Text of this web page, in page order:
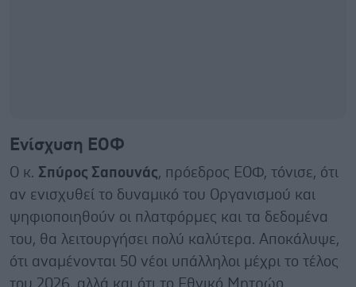
Ενίσχυση ΕΟΦ
Ο κ. Σπύρος Σαπουνάς, πρόεδρος ΕΟΦ, τόνισε, ότι
αν ενισχυθεί το δυναμικό του Οργανισμού και
ψηφιοποιηθούν οι πλατφόρμες και τα δεδομένα
του, θα λειτουργήσει πολύ καλύτερα. Αποκάλυψε,
ότι αναμένονται 50 νέοι υπάλληλοι μέχρι το τέλος
του 2026, αλλά και ότι το Εθνικό Μητρώο